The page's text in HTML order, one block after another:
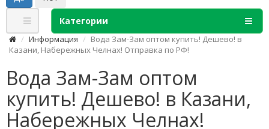
Категории
Информация
Вода Зам-Зам оптом купить! Дешево! в
Казани, Набережных Челнах! Отправка по РФ!
Вода Зам-Зам оптом
купить! Дешево! в Казани,
Набережных Челнах!